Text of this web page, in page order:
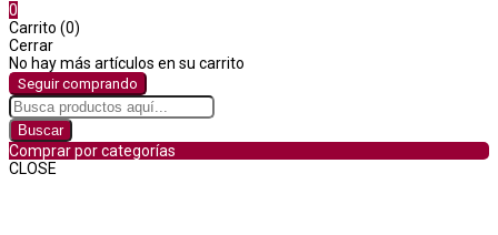
0
Carrito (0)
Cerrar
No hay más artículos en su carrito
Seguir comprando
Buscar
Comprar por categorías
CLOSE